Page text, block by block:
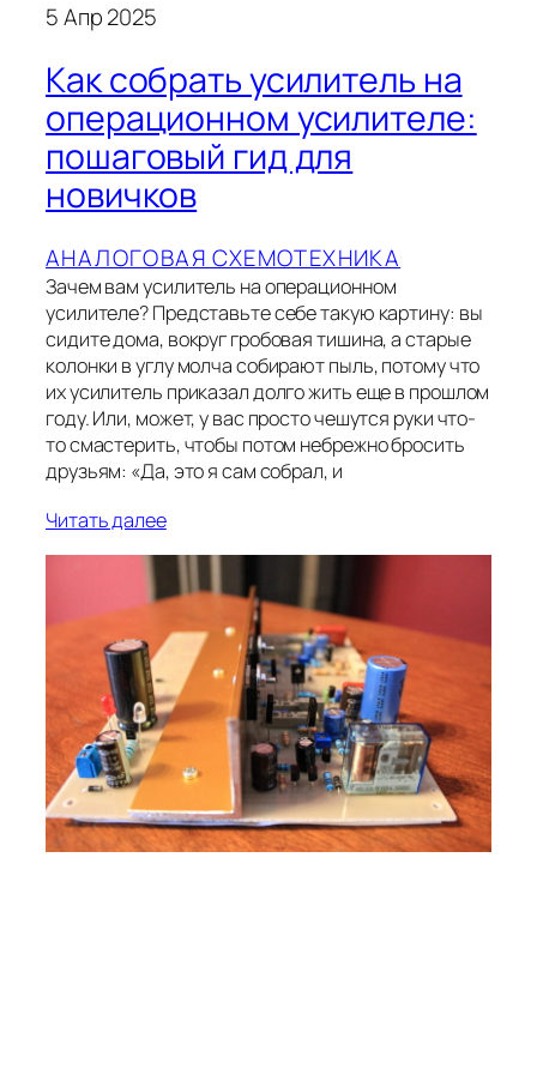
5 Апр 2025
Как собрать усилитель на
операционном усилителе:
пошаговый гид для
новичков
АНАЛОГОВАЯ СХЕМОТЕХНИКА
Зачем вам усилитель на операционном
усилителе? Представьте себе такую картину: вы
сидите дома, вокруг гробовая тишина, а старые
колонки в углу молча собирают пыль, потому что
их усилитель приказал долго жить еще в прошлом
году. Или, может, у вас просто чешутся руки что-
то смастерить, чтобы потом небрежно бросить
друзьям: «Да, это я сам собрал, и
Читать далее